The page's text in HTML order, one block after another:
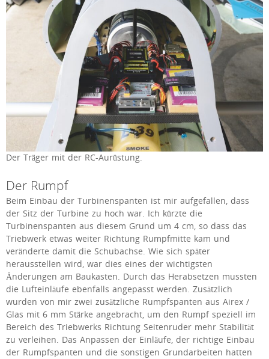
Der Träger mit der RC-Aurüstung.
Der Rumpf
Beim Einbau der Turbinenspanten ist mir aufgefallen, dass
der Sitz der Turbine zu hoch war. Ich kürzte die
Turbinenspanten aus diesem Grund um 4 cm, so dass das
Triebwerk etwas weiter Richtung Rumpfmitte kam und
veränderte damit die Schubachse. Wie sich später
herausstellen wird, war dies eines der wichtigsten
Änderungen am Baukasten. Durch das Herabsetzen mussten
die Lufteinläufe ebenfalls angepasst werden. Zusätzlich
wurden von mir zwei zusätzliche Rumpf­spanten aus Airex /
Glas mit 6 mm Stärke angebracht, um den Rumpf speziell im
Bereich des Triebwerks Richtung Seitenruder mehr Stabilität
zu verleihen. Das Anpassen der Einläufe, der richtige Einbau
der Rumpfspanten und die sonstigen Grundarbeiten hatten